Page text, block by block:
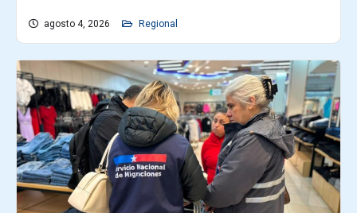
agosto 4, 2026 Regional